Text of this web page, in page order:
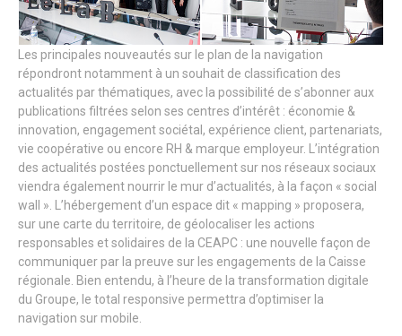
Les principales nouveautés sur le plan de la navigation
répondront notamment à un souhait de classification des
actualités par thématiques, avec la possibilité de s’abonner aux
publications filtrées selon ses centres d’intérêt : économie &
innovation, engagement sociétal, expérience client, partenariats,
vie coopérative ou encore RH & marque employeur. L’intégration
des actualités postées ponctuellement sur nos réseaux sociaux
viendra également nourrir le mur d’actualités, à la façon « social
wall ». L’hébergement d’un espace dit « mapping » proposera,
sur une carte du territoire, de géolocaliser les actions
responsables et solidaires de la CEAPC : une nouvelle façon de
communiquer par la preuve sur les engagements de la Caisse
régionale. Bien entendu, à l’heure de la transformation digitale
du Groupe, le total responsive permettra d’optimiser la
navigation sur mobile.